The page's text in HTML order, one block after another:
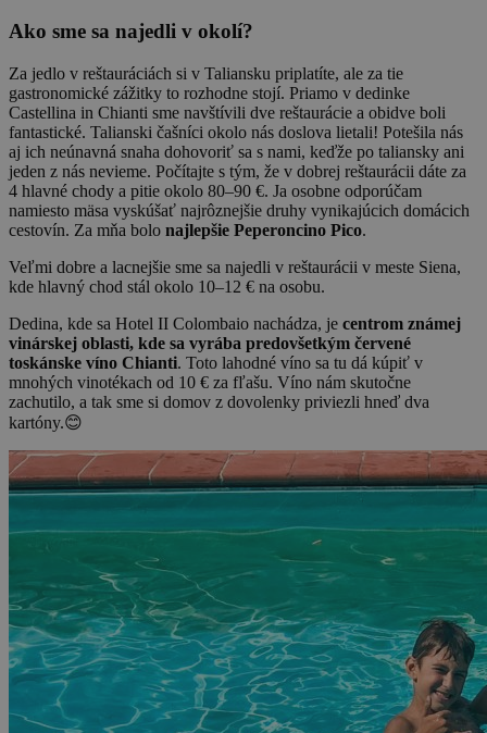
Ako sme sa najedli v okolí?
Za jedlo v reštauráciách si v Taliansku priplatíte, ale za tie
gastronomické zážitky to rozhodne stojí. Priamo v dedinke
Castellina in Chianti sme navštívili dve reštaurácie a obidve boli
fantastické. Talianski čašníci okolo nás doslova lietali! Potešila nás
aj ich neúnavná snaha dohovoriť sa s nami, keďže po taliansky ani
jeden z nás nevieme. Počítajte s tým, že v dobrej reštaurácii dáte za
4 hlavné chody a pitie okolo 80–90 €. Ja osobne odporúčam
namiesto mäsa vyskúšať najrôznejšie druhy vynikajúcich domácich
cestovín. Za mňa bolo najlepšie Peperoncino Pico.
Veľmi dobre a lacnejšie sme sa najedli v reštaurácii v meste Siena,
kde hlavný chod stál okolo 10–12 € na osobu.
Dedina, kde sa Hotel II Colombaio nachádza, je centrom známej
vinárskej oblasti, kde sa vyrába predovšetkým červené
toskánske víno Chianti. Toto lahodné víno sa tu dá kúpiť v
mnohých vinotékach od 10 € za fľašu. Víno nám skutočne
zachutilo, a tak sme si domov z dovolenky priviezli hneď dva
kartóny.😊